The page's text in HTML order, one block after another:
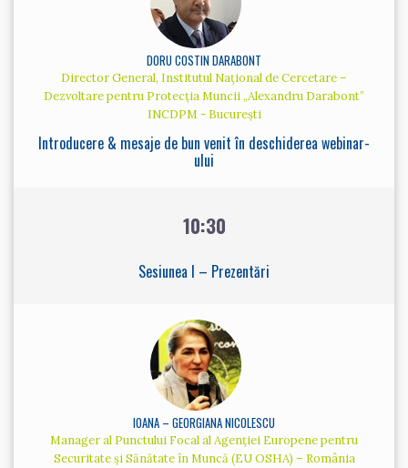
DORU COSTIN DARABONT
Director General, Institutul Național de Cercetare –
Dezvoltare pentru Protecția Muncii „Alexandru Darabont”
INCDPM - București
Introducere & mesaje de bun venit în deschiderea webinar-
ului
10:30
Sesiunea I – Prezentări
IOANA – GEORGIANA NICOLESCU
Manager al Punctului Focal al Agenției Europene pentru
Securitate și Sănătate în Muncă (EU OSHA) – România